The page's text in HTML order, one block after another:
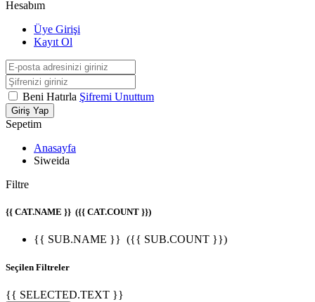
Hesabım
Üye Girişi
Kayıt Ol
Beni Hatırla Şifremi Unuttum
Giriş Yap
Sepetim
Anasayfa
Siweida
Filtre
{{ CAT.NAME }} ({{ CAT.COUNT }})
{{ SUB.NAME }} ({{ SUB.COUNT }})
Seçilen Filtreler
{{ SELECTED.TEXT }}